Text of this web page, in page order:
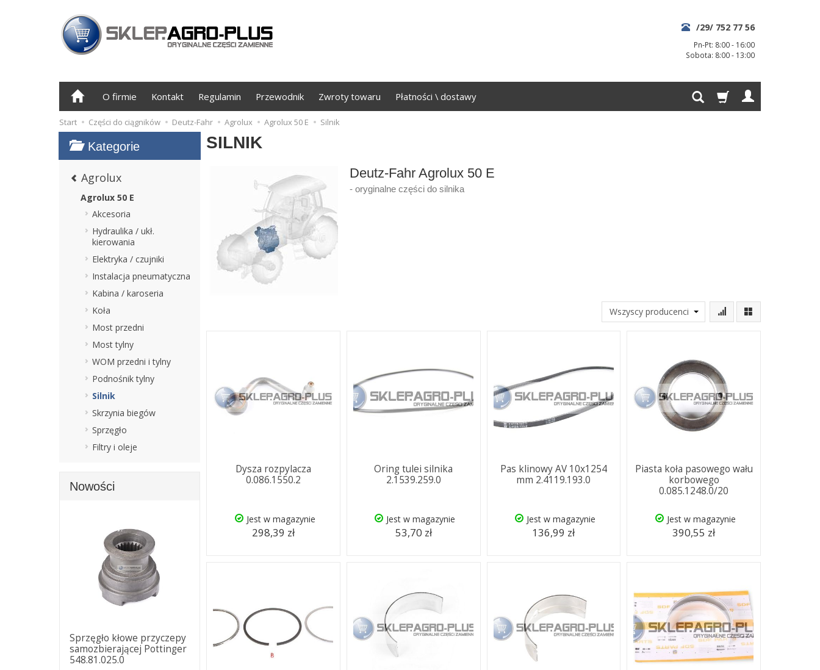
/29/ 752 77 56
Pn-Pt: 8:00 - 16:00
Sobota: 8:00 - 13:00
O firmie Kontakt Regulamin Przewodnik Zwroty towaru Płatności \ dostawy
Start Części do ciągników Deutz-Fahr Agrolux Agrolux 50 E Silnik
SILNIK
Deutz-Fahr Agrolux 50 E
- oryginalne części do silnika
Dysza rozpylacza
0.086.1550.2
Jest w magazynie
298,39 zł
Oring tulei silnika
2.1539.259.0
Jest w magazynie
53,70 zł
Pas klinowy AV 10x1254
mm 2.4119.193.0
Jest w magazynie
136,99 zł
Piasta koła pasowego wału
korbowego
0.085.1248.0/20
Jest w magazynie
390,55 zł
Kategorie
Agrolux
Agrolux 50 E
Akcesoria
Hydraulika / ukł.
kierowania
Elektryka / czujniki
Instalacja pneumatyczna
Kabina / karoseria
Koła
Most przedni
Most tylny
WOM przedni i tylny
Podnośnik tylny
Silnik
Skrzynia biegów
Sprzęgło
Filtry i oleje
Nowości
Sprzęgło kłowe przyczepy
samozbierającej Pottinger
548.81.025.0